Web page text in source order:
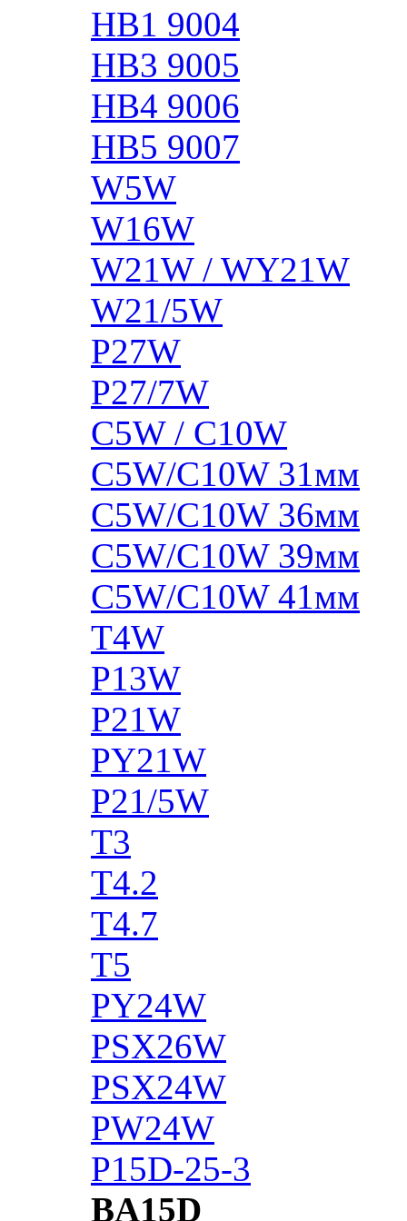
HB1 9004
HB3 9005
HB4 9006
HB5 9007
W5W
W16W
W21W / WY21W
W21/5W
P27W
P27/7W
C5W / C10W
C5W/C10W 31мм
C5W/C10W 36мм
C5W/C10W 39мм
C5W/C10W 41мм
T4W
P13W
P21W
PY21W
P21/5W
T3
T4.2
T4.7
T5
PY24W
PSX26W
PSX24W
PW24W
P15D-25-3
BA15D